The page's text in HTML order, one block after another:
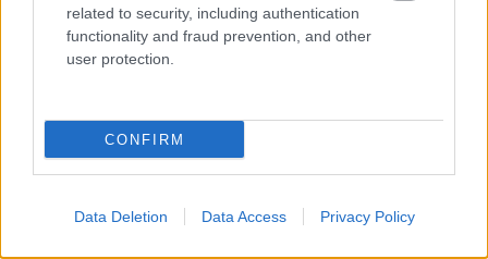
related to security, including authentication
functionality and fraud prevention, and other
user protection.
CONFIRM
Data Deletion Data Access Privacy Policy
Megérkezett az eső a Duna vízgyűjtőjére